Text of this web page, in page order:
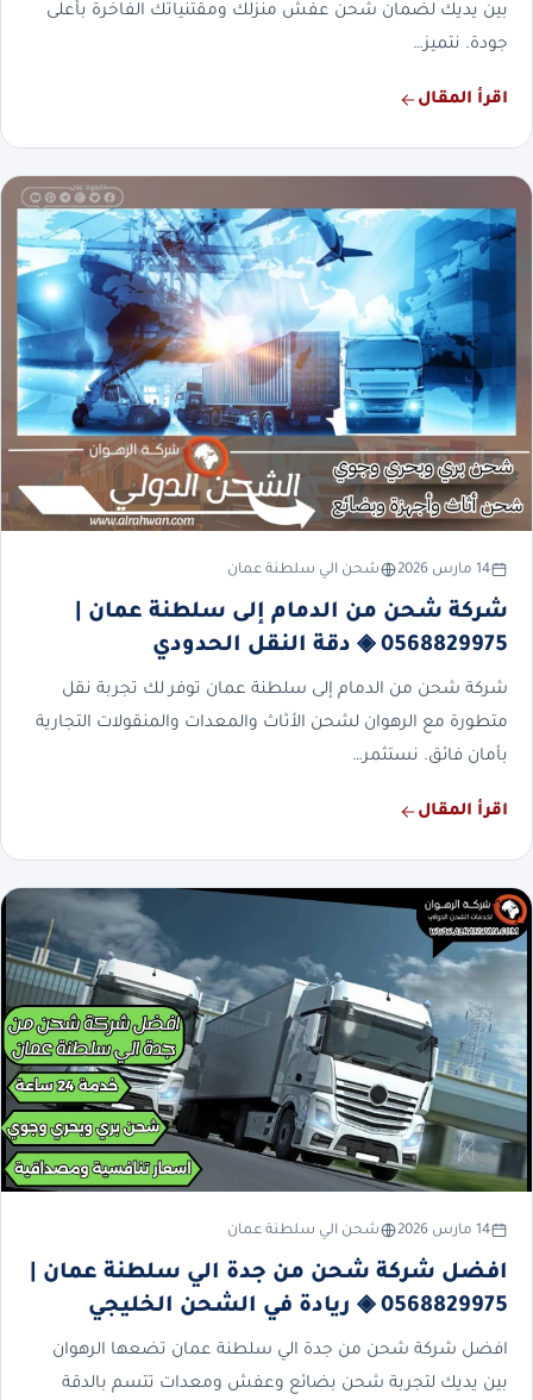
بين يديك لضمان شحن عفش منزلك ومقتنياتك الفاخرة بأعلى
جودة. نتميز…
اقرأ المقال
14 مارس 2026 شحن الي سلطنة عمان
شركة شحن من الدمام إلى سلطنة عمان |
0568829975 ◈ دقة النقل الحدودي
شركة شحن من الدمام إلى سلطنة عمان توفر لك تجربة نقل
متطورة مع الرهوان لشحن الأثاث والمعدات والمنقولات التجارية
بأمان فائق. نستثمر…
اقرأ المقال
14 مارس 2026 شحن الي سلطنة عمان
افضل شركة شحن من جدة الي سلطنة عمان |
0568829975 ◈ ريادة في الشحن الخليجي
افضل شركة شحن من جدة الي سلطنة عمان تضعها الرهوان
بين يديك لتجربة شحن بضائع وعفش ومعدات تتسم بالدقة